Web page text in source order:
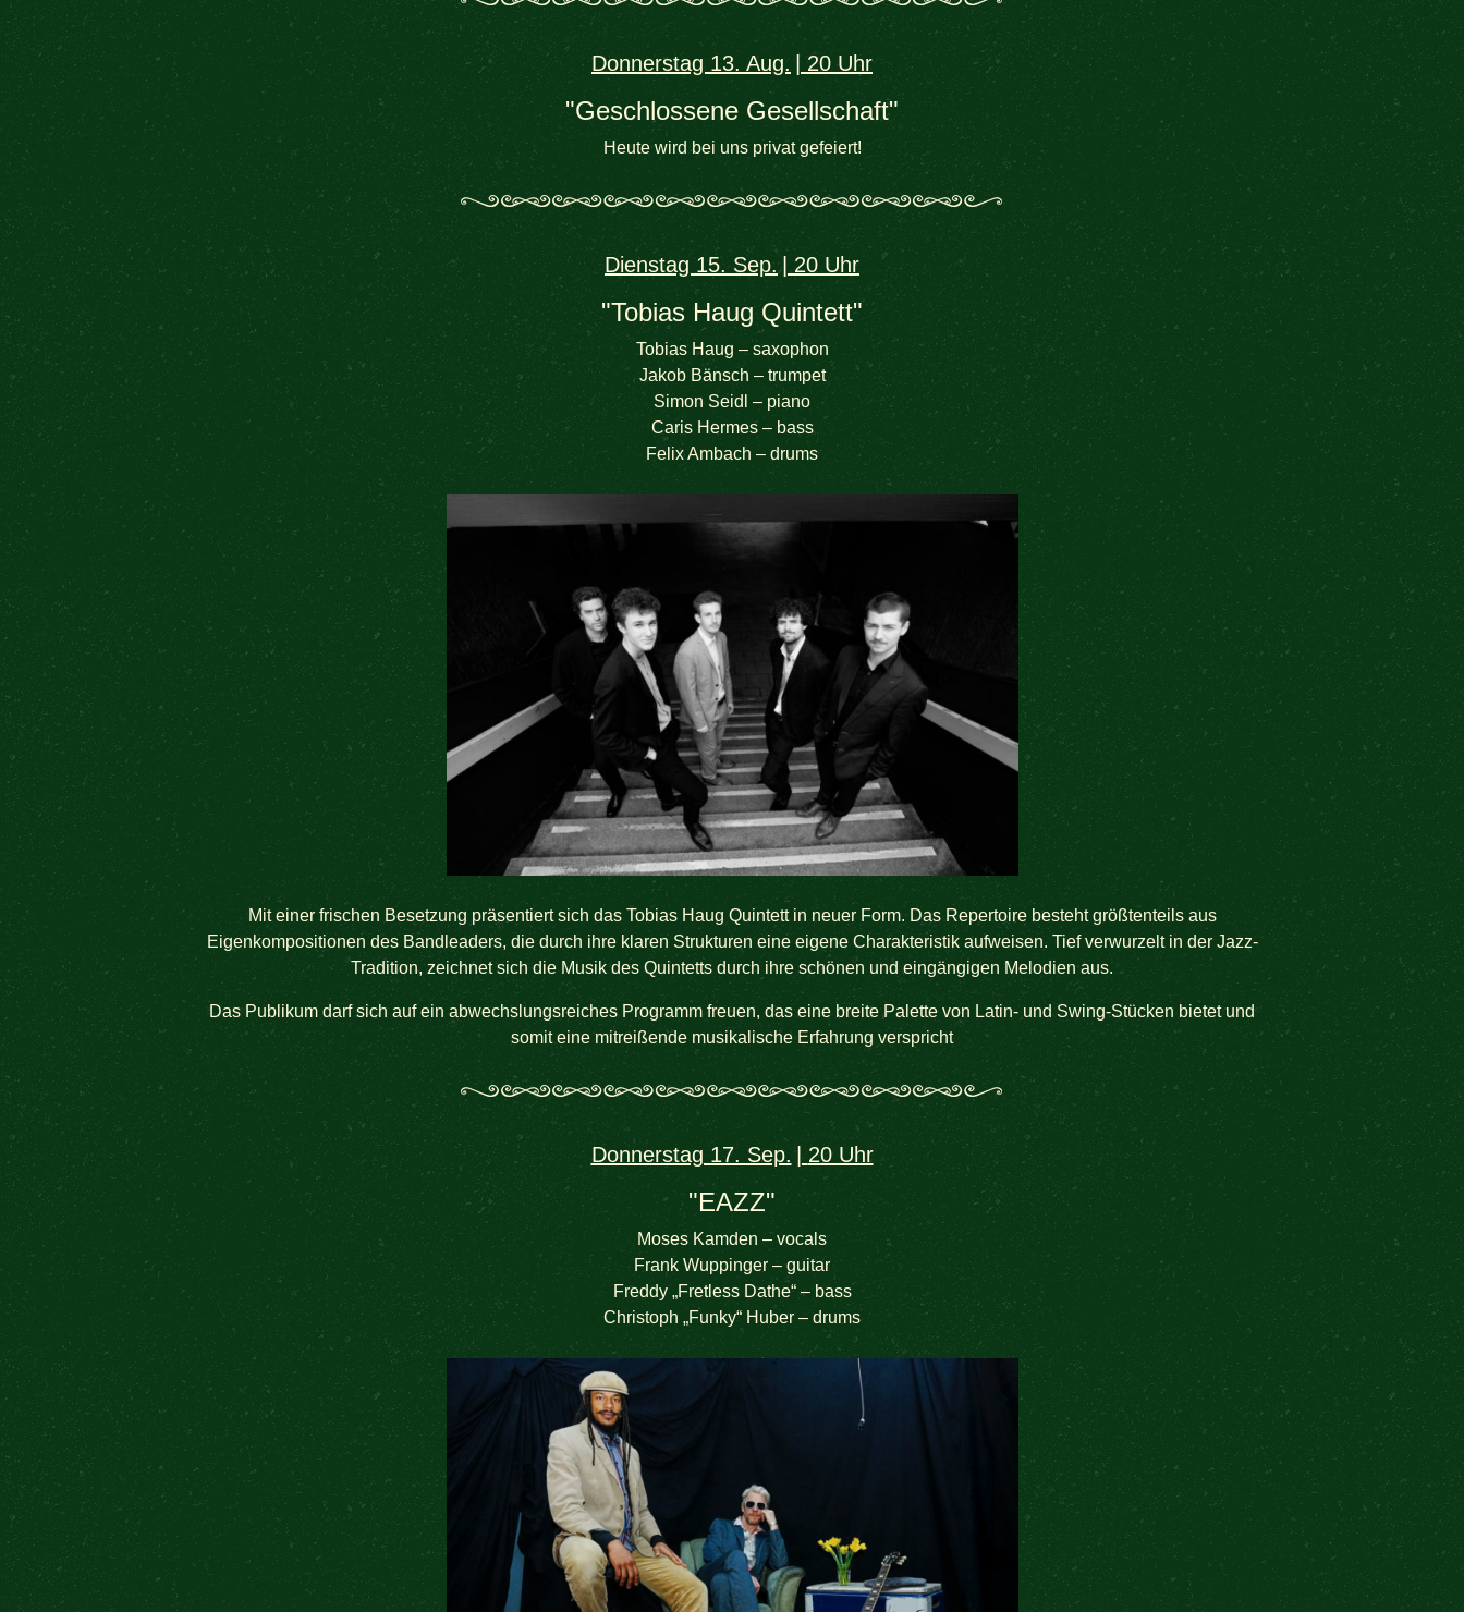
Donnerstag 13. Aug. 20 Uhr
"Geschlossene Gesellschaft"
Heute wird bei uns privat gefeiert!
Dienstag 15. Sep. 20 Uhr
"Tobias Haug Quintett"
Tobias Haug – saxophon
Jakob Bänsch – trumpet
Simon Seidl – piano
Caris Hermes – bass
Felix Ambach – drums
Mit einer frischen Besetzung präsentiert sich das Tobias Haug Quintett in neuer Form. Das Repertoire besteht größtenteils aus
Eigenkompositionen des Bandleaders, die durch ihre klaren Strukturen eine eigene Charakteristik aufweisen. Tief verwurzelt in der Jazz-
Tradition, zeichnet sich die Musik des Quintetts durch ihre schönen und eingängigen Melodien aus.
Das Publikum darf sich auf ein abwechslungsreiches Programm freuen, das eine breite Palette von Latin- und Swing-Stücken bietet und
somit eine mitreißende musikalische Erfahrung verspricht
Donnerstag 17. Sep. 20 Uhr
"EAZZ"
Moses Kamden – vocals
Frank Wuppinger – guitar
Freddy „Fretless Dathe“ – bass
Christoph „Funky“ Huber – drums